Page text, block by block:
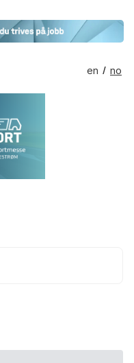
en / no